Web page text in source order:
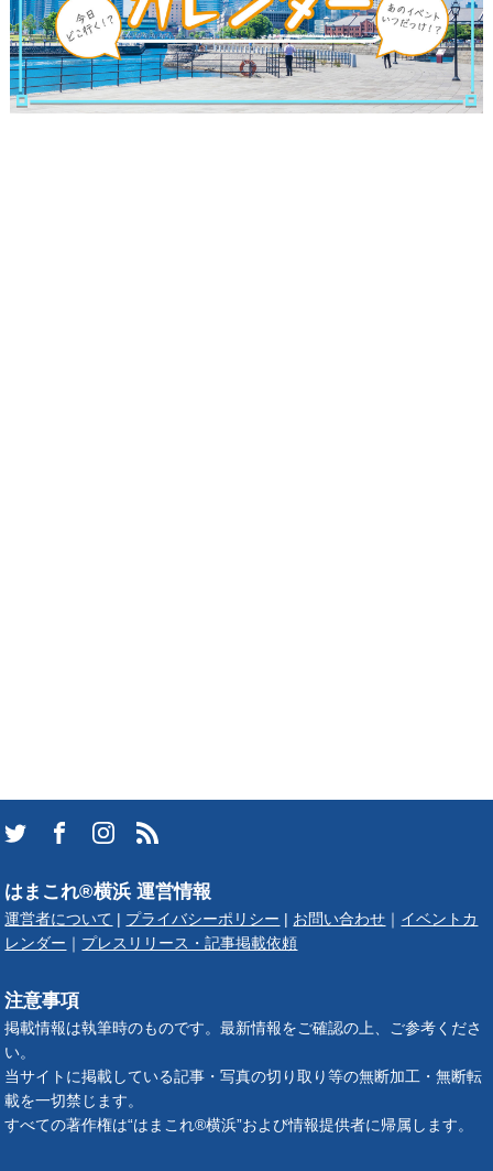
はまこれ®横浜 運営情報
運営者について プライバシーポリシー お問い合わせ
イベントカ
レンダー
プレスリリース・記事掲載依頼
注意事項
掲載情報は執筆時のものです。最新情報をご確認の上、ご参考くださ
い。
当サイトに掲載している記事・写真の切り取り等の無断加工・無断転
載を一切禁じます。
すべての著作権は“はまこれ®横浜”および情報提供者に帰属します。